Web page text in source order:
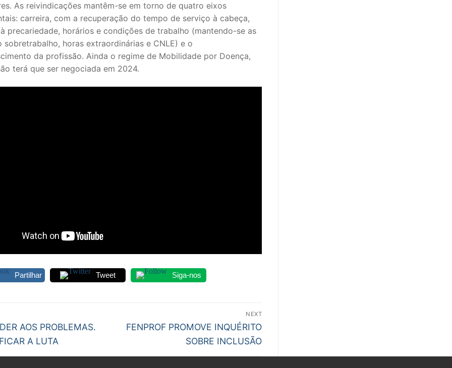
As reivindicações mantêm-se em torno de quatro eixos
carreira, com a recuperação do tempo de serviço à cabeça,
precariedade, horários e condições de trabalho (mantendo-se as
sobretrabalho, horas extraordinárias e CNLE) e o
da profissão. Ainda o regime de Mobilidade por Doença,
terá que ser negociada em 2024.
Partilhar Tweet Siga-nos
AOS PROBLEMAS.
A LUTA
NEXT
Next
FENPROF PROMOVE INQUÉRITO
SOBRE INCLUSÃO